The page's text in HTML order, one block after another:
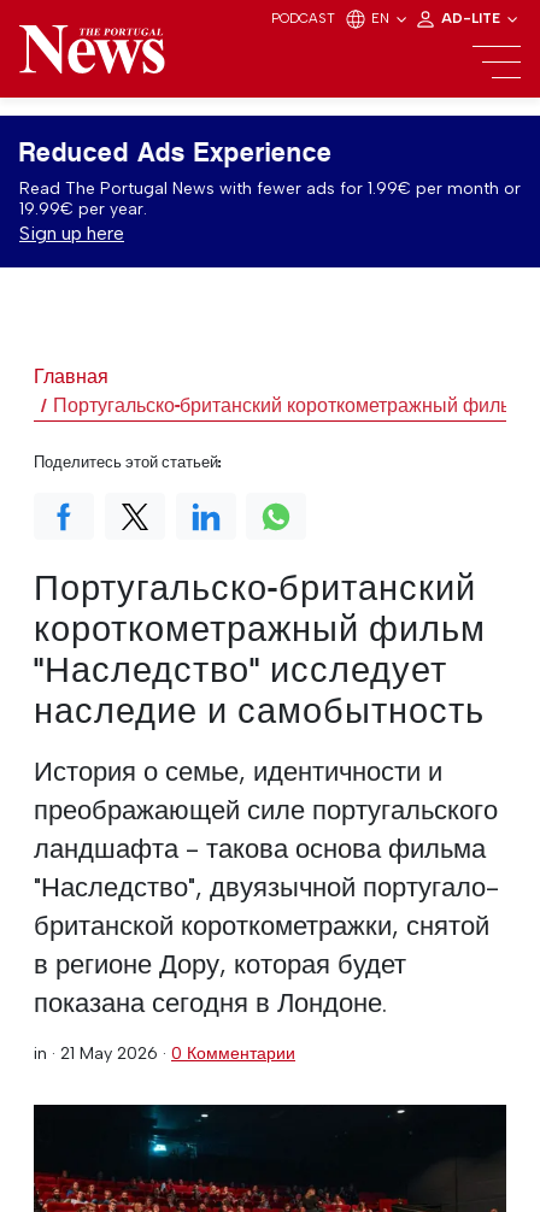
PODCAST EN AD-LITE
Reduced Ads Experience
Read The Portugal News with fewer ads for 1.99€ per month or
19.99€ per year.
Sign up here
Главная
Португальско-британский короткометражный фильм
Португальско-британский
короткометражный фильм
"Наследство" исследует
наследие и самобытность
История о семье, идентичности и
преображающей силе португальского
ландшафта - такова основа фильма
"Наследство", двуязычной португало-
британской короткометражки, снятой
в регионе Дору, которая будет
показана сегодня в Лондоне.
in · 21 May 2026 · 0 Комментарии
Поделитесь этой статьей: